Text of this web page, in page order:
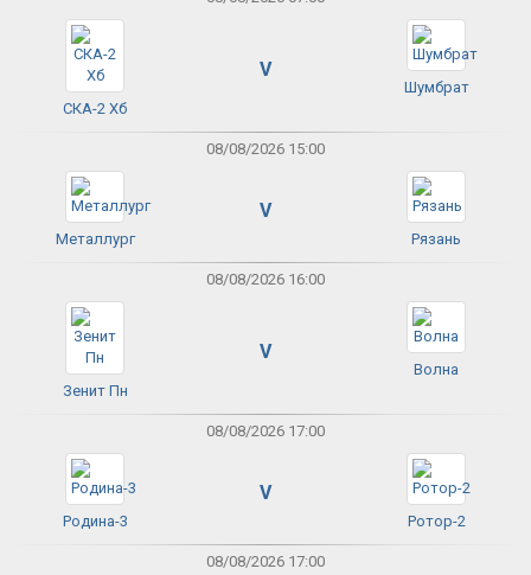
СКА-2 Хб
V
Шумбрат
08/08/2026 15:00
Металлург
V
Рязань
08/08/2026 16:00
Зенит Пн
V
Волна
08/08/2026 17:00
Родина-3
V
Ротор-2
08/08/2026 17:00